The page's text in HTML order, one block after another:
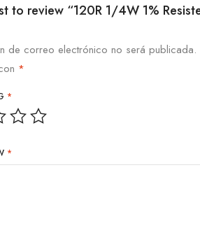
to review “120R 1/4W 1%
de correo electrónico no será publicada.
*
*
*